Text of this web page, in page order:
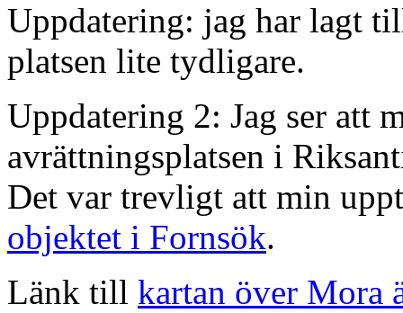
Uppdatering: jag har lagt
platsen lite tydligare.
Uppdatering 2: Jag ser att
avrättningsplatsen i
Det var trevligt att min
objektet i Fornsök.
Länk till kartan över Mora